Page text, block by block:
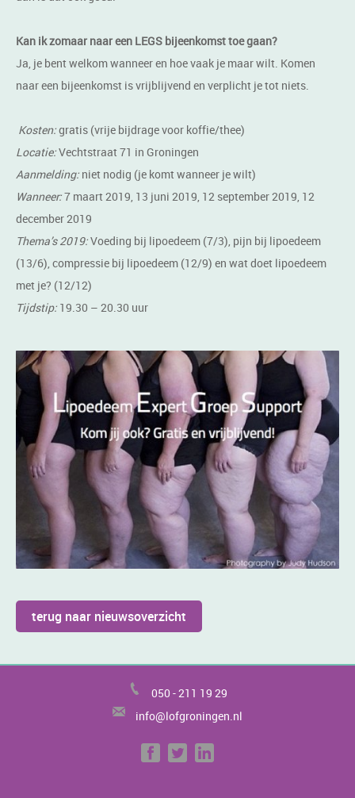
Kan ik zomaar naar een LEGS bijeenkomst toe gaan?
Ja, je bent welkom wanneer en hoe vaak je maar wilt. Komen
naar een bijeenkomst is vrijblijvend en verplicht je tot niets.
Kosten:gratis (vrije bijdrage voor koffie/thee)
Locatie:Vechtstraat 71 in Groningen
Aanmelding: niet nodig (je komt wanneer je wilt)
Wanneer:7 maart 2019, 13 juni 2019, 12 september 2019, 12
december 2019
Thema’s 2019:Voeding bij lipoedeem (7/3), pijn bij lipoedeem
(13/6), compressie bij lipoedeem (12/9) en wat doet lipoedeem
met je? (12/12)
Tijdstip: 19.30 – 20.30 uur
terug naar nieuwsoverzicht
050 -211 19 29
info@lofgroningen.nl